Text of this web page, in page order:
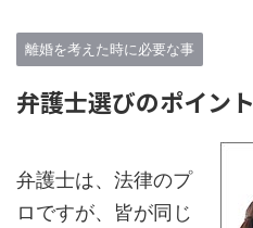
離婚を考えた時に必要な事
弁護士選びのポイント
弁護士は、法律のプ
ロですが、皆が同じ